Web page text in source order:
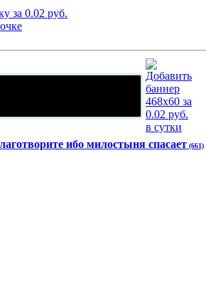
ибо милостыня спасает (661)